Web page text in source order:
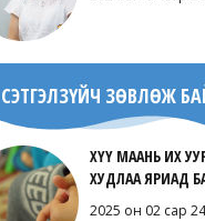
СЭТГЭЛЗҮЙЧ ЗӨВЛӨЖ
ХҮҮ МААНЬ ИХ
ХУДЛАА ЯРИАД
2025 он 02 сар 24